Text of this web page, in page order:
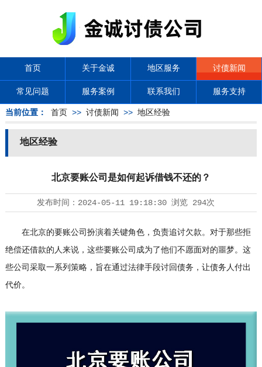
首页 关于金诚 地区服务 讨债新闻
常见问题 服务案例 联系我们 服务支持
当前位置： 首页 >> 讨债新闻 >> 地区经验
地区经验
北京要账公司是如何起诉借钱不还的？
发布时间： 2024-05-11 19:18:30浏览 294次
在北京的要账公司扮演着关键角色，负责追讨欠款。对于那些拒
绝偿还借款的人来说，这些要账公司成为了他们不愿面对的噩梦。这
些公司采取一系列策略，旨在通过法律手段讨回债务，让债务人付出
代价。